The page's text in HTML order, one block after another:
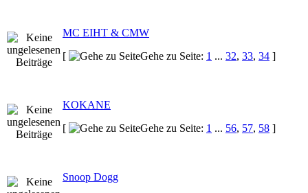
MC EIHT & CMW
[
Gehe zu Seite: 1 ... 32, 33, 34 ]
KOKANE
[
Gehe zu Seite: 1 ... 56, 57, 58 ]
Snoop Dogg